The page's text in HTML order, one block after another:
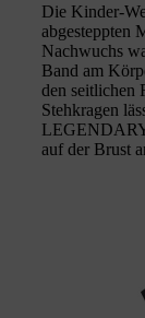
Die Kinder-
abgesteppten
Nachwuchs
Band am
den seitlichen
Stehkragen
auf der Brust